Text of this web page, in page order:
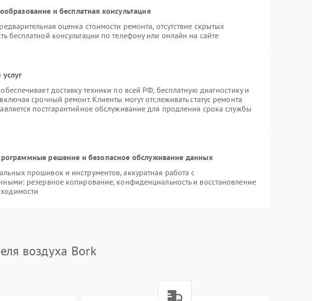
и бесплатная консультация
оценка стоимости ремонта, отсутствие скрытых
бесплатной консультации по телефону или онлайн на сайте
доставку техники по всей РФ, бесплатную диагностику и
срочный ремонт. Клиенты могут отслеживать статус ремонта
постгарантийное обслуживание для продления срока службы
решение и безопасное обслуживание данных
прошивок и инструментов, аккуратная работа с
резервное копирование, конфиденциальность и восстановление
воздуха Bork